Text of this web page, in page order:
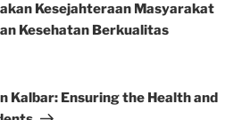
Kesejahteraan Masyarakat
Kesehatan Berkualitas
Kalbar: Ensuring the Health and